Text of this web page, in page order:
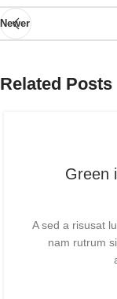
Newer
Related Posts
Green
A sed a risusat
nam rutrum